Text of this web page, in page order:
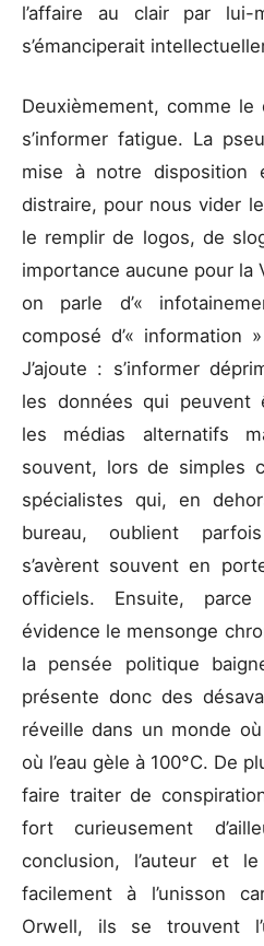
l’affaire au clair par
s’émanciperait
Deuxièmement, comme le
s’informer fatigue. La
mise à notre disposition
distraire, pour nous vider
le remplir de logos, de
importance aucune pour la
on parle d’«
composé d’« information
J’ajoute : s’informer
les données qui peuvent
les médias alternatifs
souvent, lors de simples
spécialistes qui, en
bureau, oublient
s’avèrent souvent en
officiels. Ensuite,
évidence le mensonge
la pensée politique
présente donc des
réveille dans un monde
où l’eau gèle à 100°C. De
faire traiter de
fort curieusement
conclusion, l’auteur et
facilement à l’unisson
Orwell, ils se trouvent